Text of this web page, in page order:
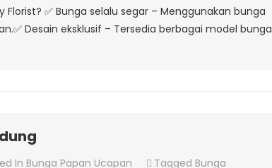
✅ Bunga selalu segar – Menggunakan bunga
Desain eksklusif – Tersedia berbagai model bunga
In Bunga Papan Ucapan Tagged Bunga